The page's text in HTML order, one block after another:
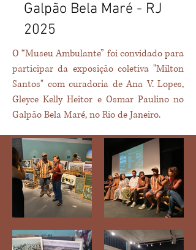
Galpão Bela Maré - RJ
2025
O “Museu Ambulante” foi convidado para
participar da exposição coletiva "Milton
Santos" com curadoria de Ana V. Lopes,
Gleyce Kelly Heitor e Osmar Paulino no
Galpão Bela Maré, no Rio de Janeiro.